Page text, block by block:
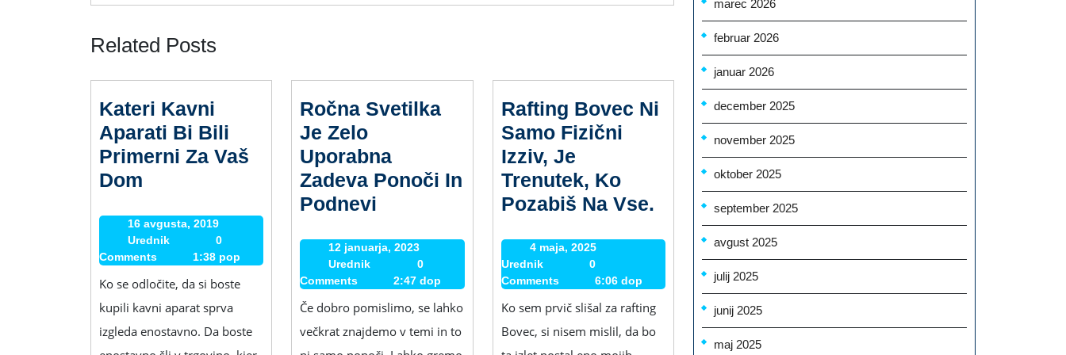
Related Posts
Kateri Kavni
Aparati Bi Bili
Primerni Za Vaš
Dom
Aparati
Bi
Bili
Primerni
Vaš
16 avgusta, 2019
2019
Urednik Urednik0
Comments
1:38 pop
Ko se odločite, da si boste
kupili kavni aparat sprva
izgleda enostavno. Da boste
Ročna Svetilka
Je Zelo
Uporabna
Zadeva Ponoči In
Podnevi
Je
Zelo
Uporabna
Zadeva
Ponoči
12 januarja, 2023
2023
Urednik
0
Comments
2:47 dop
Če dobro pomislimo, se lahko
večkrat znajdemo v temi in to
Rafting Bovec Ni
Samo Fizični
Izziv, Je
Trenutek, Ko
Pozabiš Na Vse.Rafting
Bovec
Ni
Samo
Fizični
Izziv,
4 maja, 2025
2025
Urednik
0
Comments
6:06 dop
Ko sem prvič slišal za rafting
Bovec, si nisem mislil, da bo
marec 2026
februar 2026
januar 2026
december 2025
november 2025
oktober 2025
september 2025
avgust 2025
julij 2025
junij 2025
maj 2025